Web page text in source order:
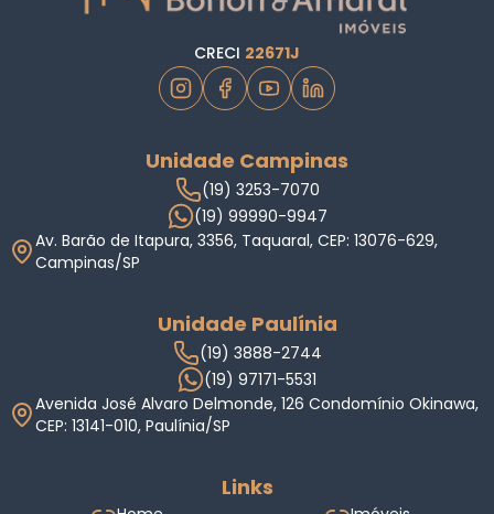
CRECI 22671J
Unidade Campinas
(19) 3253-7070
(19) 99990-9947
Av. Barão de Itapura, 3356, Taquaral, CEP: 13076-629,
Campinas/SP
Unidade Paulínia
(19) 3888-2744
(19) 97171-5531
Avenida José Alvaro Delmonde, 126 Condomínio Okinawa,
CEP: 13141-010, Paulínia/SP
Links